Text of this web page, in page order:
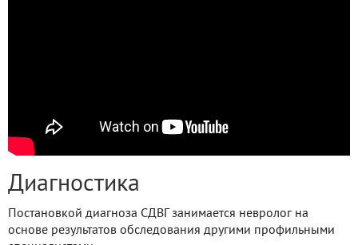
Диагностика
Постановкой диагноза СДВГ занимается невролог на
основе результатов обследования другими профильными